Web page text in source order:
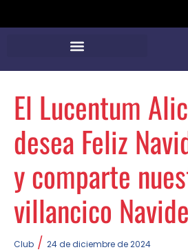
El Lucentum
desea Feliz
y comparte
villancico
Club / 24 de diciembre de 2024